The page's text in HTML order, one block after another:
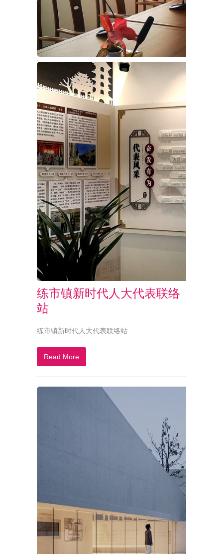
练市镇新时代人大代表联络
站
练市镇新时代人大代表联络站
Read More